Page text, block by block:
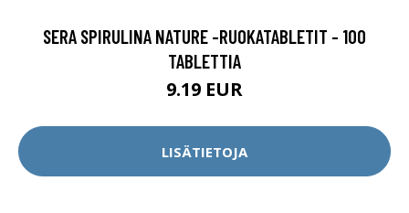
SERA SPIRULINA NATURE -RUOKATABLETIT - 100
TABLETTIA
9.19 EUR
LISÄTIETOJA